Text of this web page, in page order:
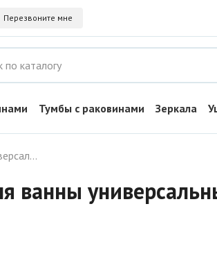
Перезвоните мне
Тумбы с раковинами Зеркала
Смеситель универсальный для ванны универсальный P2225
ванны